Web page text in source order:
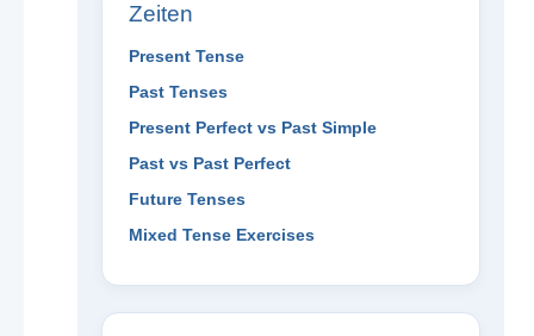
Zeiten
Present Tense
Past Tenses
Present Perfect vs Past Simple
Past vs Past Perfect
Future Tenses
Mixed Tense Exercises